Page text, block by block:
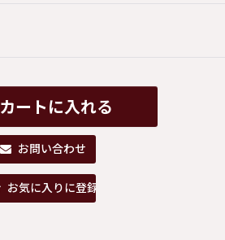
カートに入れる
お問い合わせ
お気に入りに登録